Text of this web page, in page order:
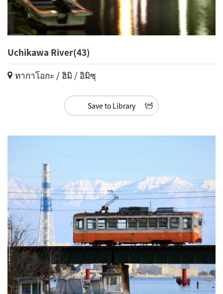
Uchikawa River(43)
ทากาโอกะ / ฮิมิ / อิมิซุ
Save to Library